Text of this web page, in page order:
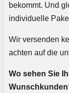
bekommt. Und
individuelle
Wir versenden
achten auf die
Wo sehen Sie